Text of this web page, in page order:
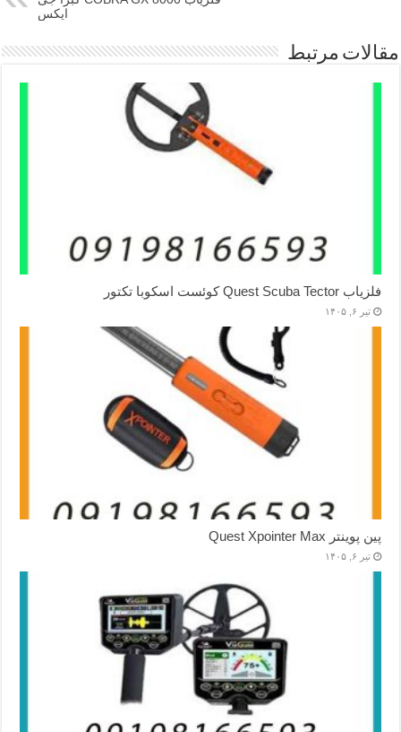
ایکس
مقالات مرتبط
فلزیاب Quest Scuba Tector کوئست اسکوبا تکتور
تیر ۶, ۱۴۰۵
پین پوینتر Quest Xpointer Max
تیر ۶, ۱۴۰۵